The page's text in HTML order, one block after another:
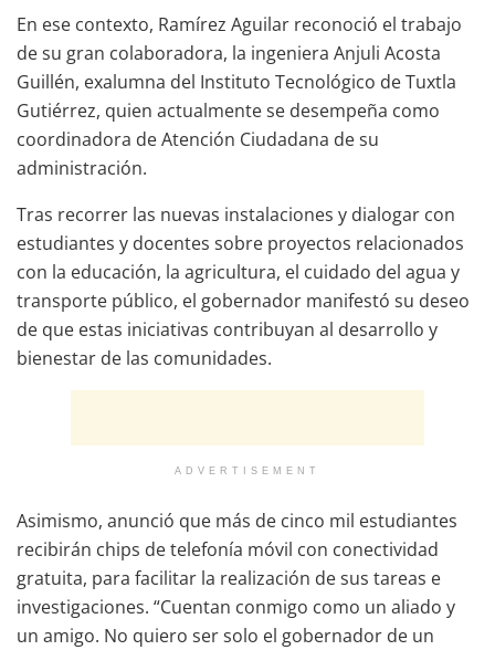
En ese contexto, Ramírez Aguilar reconoció el trabajo
de su gran colaboradora, la ingeniera Anjuli Acosta
Guillén, exalumna del Instituto Tecnológico de Tuxtla
Gutiérrez, quien actualmente se desempeña como
coordinadora de Atención Ciudadana de su
administración.
Tras recorrer las nuevas instalaciones y dialogar con
estudiantes y docentes sobre proyectos relacionados
con la educación, la agricultura, el cuidado del agua y
transporte público, el gobernador manifestó su deseo
de que estas iniciativas contribuyan al desarrollo y
bienestar de las comunidades.
ADVERTISEMENT
Asimismo, anunció que más de cinco mil estudiantes
recibirán chips de telefonía móvil con conectividad
gratuita, para facilitar la realización de sus tareas e
investigaciones. “Cuentan conmigo como un aliado y
un amigo. No quiero ser solo el gobernador de un